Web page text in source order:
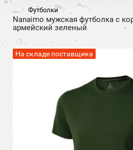
... Футболки
Nanaimo мужская футболка с
армейский зеленый
На складе поставщика